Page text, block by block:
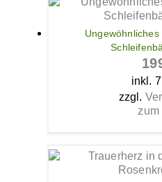
inkl.
zzgl.
zum